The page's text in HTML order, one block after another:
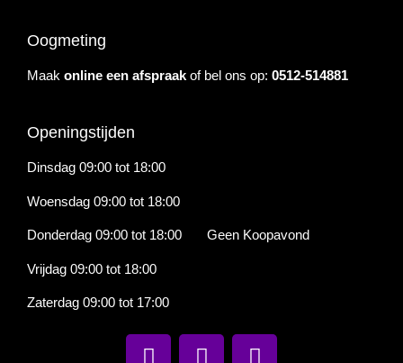
Oogmeting
Maak online een afspraak of bel ons op: 0512-514881
Openingstijden
Dinsdag 09:00 tot 18:00
Woensdag 09:00 tot 18:00
Donderdag 09:00 tot 18:00 Geen Koopavond
Vrijdag 09:00 tot 18:00
Zaterdag 09:00 tot 17:00